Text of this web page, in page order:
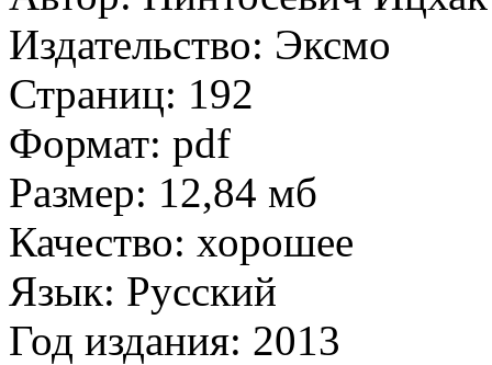
Издательство: Эксмо
Страниц: 192
Формат: pdf
Размер: 12,84 мб
Качество: хорошее
Язык: Русский
Год издания: 2013